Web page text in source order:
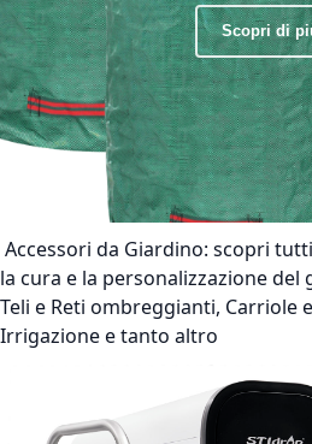
Scopri di
Accessori da Giardino: scopri
la cura e la personalizzazione del
Teli e Reti ombreggianti, Carriole
Irrigazione e tanto altro